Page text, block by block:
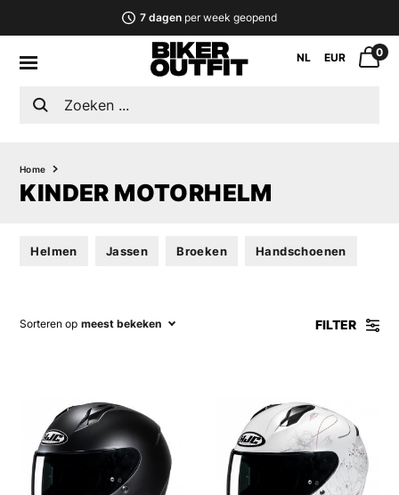
7 dagenper week geopend
NL EUR 0
Home
KINDER MOTORHELM
Helmen Jassen Broeken Handschoenen
Sorteren op meest bekeken FILTER